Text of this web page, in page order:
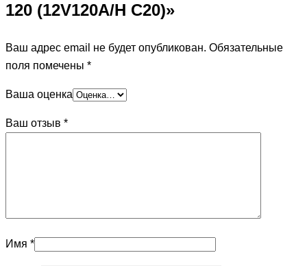
120 (12V120A/H C20)»
Ваш адрес email не будет опубликован. Обязательные
поля помечены *
Ваша оценка
Ваш отзыв *
Имя *